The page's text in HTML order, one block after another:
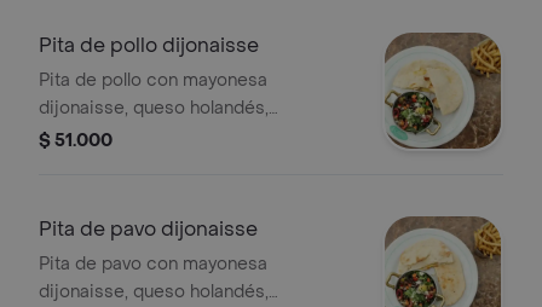
Pita de pollo dijonaisse
Pita de pollo con mayonesa
dijonaisse, queso holandés,
acompañado de papas a la francesa y
$ 51.000
Pita de pavo dijonaisse
Pita de pavo con mayonesa
dijonaisse, queso holandés,